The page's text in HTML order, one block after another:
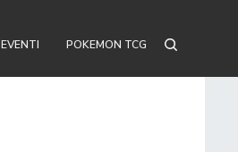
EVENTI POKEMON TCG